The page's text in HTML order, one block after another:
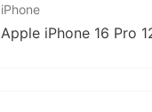
iPhone
Apple iPhone 16 Pro